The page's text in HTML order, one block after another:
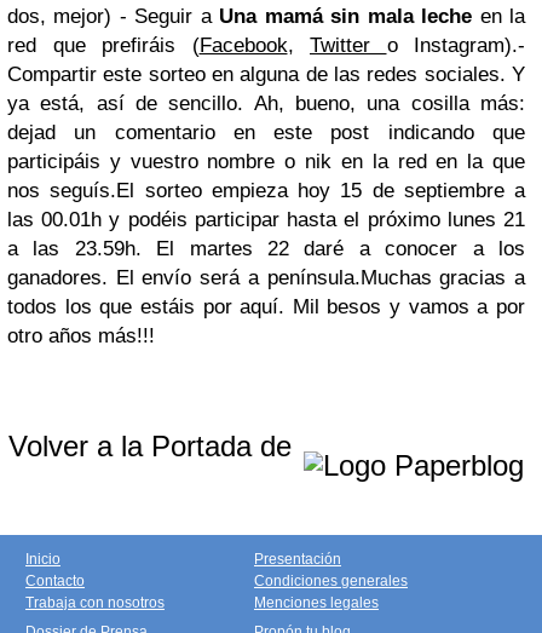
dos, mejor) - Seguir a Una mamá sin mala leche en la
red que prefiráis (Facebook, Twitter o Instagram).-
Compartir este sorteo en alguna de las redes sociales. Y
ya está, así de sencillo. Ah, bueno, una cosilla más:
dejad un comentario en este post indicando que
participáis y vuestro nombre o nik en la red en la que
nos seguís.El sorteo empieza hoy 15 de septiembre a
las 00.01h y podéis participar hasta el próximo lunes 21
a las 23.59h. El martes 22 daré a conocer a los
ganadores. El envío será a península.Muchas gracias a
todos los que estáis por aquí. Mil besos y vamos a por
otro años más!!!
Volver a la Portada de
Inicio
Contacto
Trabaja con nosotros
Presentación
Condiciones generales
Menciones legales